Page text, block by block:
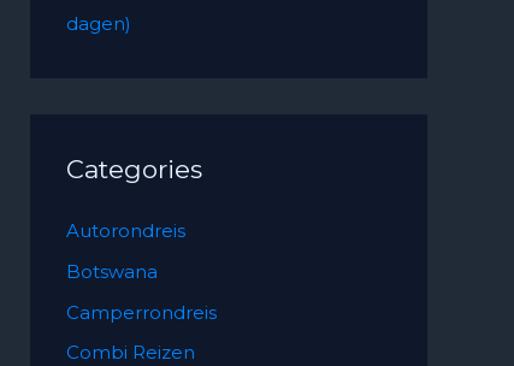
dagen)
Categories
Autorondreis
Botswana
Camperrondreis
Combi Reizen